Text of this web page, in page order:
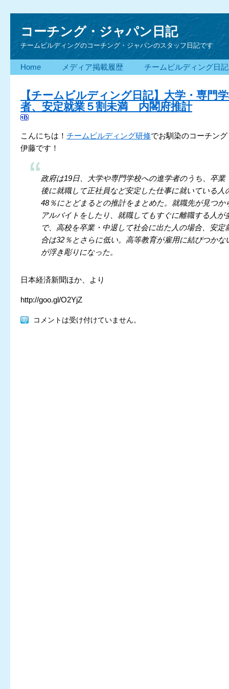
コーチング・ジャパン日記
チームビルディングのコーチング・ジャパンのスタッフ日記です
Home メディア掲載履歴 チームビルディング日記
【チームビルディング日記】大学・専門
者、安定就業５割未満 内閣府推計
こんにちは！ チームビルディング研修でお馴染のコーチン
伊藤です！
政府は19日、大学や専門学校への進学者のうち、卒業
後に就職して正社員など安定した仕事に就いている人
48％にとどまるとの推計をまとめた。就職先が見つか
アルバイトをしたり、就職してもすぐに離職する人が
で、高校を卒業・中退して社会に出た人の場合、安定
合は32％とさらに低い。高等教育が雇用に結びつかな
が浮き彫りになった。
日本経済新聞ほか、より
http://goo.gl/O2YjZ
コメントは受け付けていません。